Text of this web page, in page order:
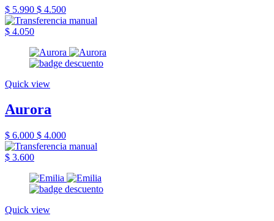
$ 5.990 $ 4.500
$ 4.050
Quick view
Aurora
$ 6.000 $ 4.000
$ 3.600
Quick view